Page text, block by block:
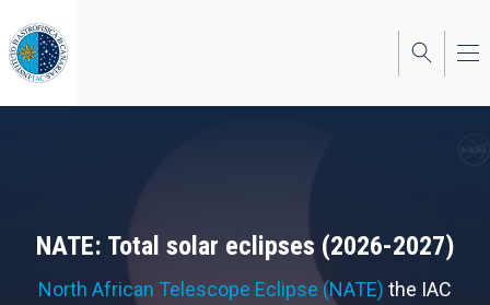
to
main
content
NATE: Total solar eclipses (2026-2027)
North African Telescope Eclipse (NATE) the IAC